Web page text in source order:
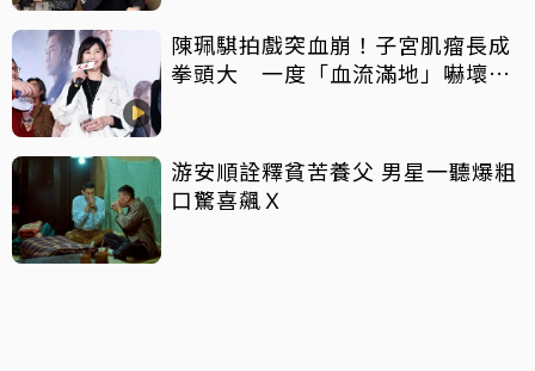
陳珮騏拍戲突血崩！子宮肌瘤長成
拳頭大 一度「血流滿地」嚇壞劇
游安順詮釋貧苦養父 男星一聽爆粗
口驚喜飆Ｘ